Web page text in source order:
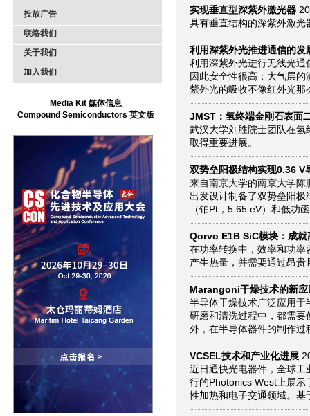
投放广告
联络我们
关于我们
加入我们
Media Kit 媒体信息
Compound Semiconductors 英文版
实现垂直型深紫外激光器
具有垂直结构的深紫外激
利用深紫外光推进通信的发
利用深紫外光进行无线光
因此安全性很高；大气层
紫外光的吸收不像红外光
JMST：氢终端金刚石表面
武汉大学刘胜院士团队在
取得重要进展。
双势垒阳极结构实现0.36 V
来自南京大学的南京大学
出发设计制备了双势垒阳
（铂Pt，5.65 eV）和低功
Qorvo E1B SiC模块：成就
在功率转换中，效率和功
产生热量，并需要通过昂
Marangoni干燥技术的新应
半导体干燥技术广泛应用
研磨和清洗过程中，都需
外，在半导体器件的制作
VCSEL技术和产业化进展
近日通快光电器件，全球
行的Photonics West上展示
性加热和电子交通领域。